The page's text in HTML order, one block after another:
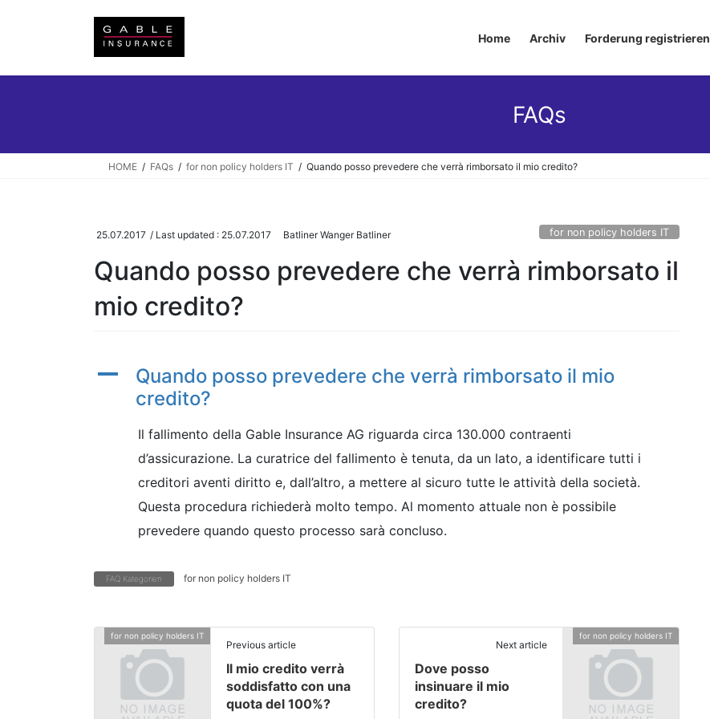
Home Archiv Forderung registrieren
FAQs
HOME FAQs for non policy holders IT Quando posso prevedere che verrà rimborsato il mio credito?
25.07.2017 / Last updated : 25.07.2017 Batliner Wanger Batliner for non policy holders IT
Quando posso prevedere che verrà rimborsato il
mio credito?
A
Quando posso prevedere che verrà rimborsato il mio
credito?
Il fallimento della Gable Insurance AG riguarda circa 130.000 contraenti
d’assicurazione. La curatrice del fallimento è tenuta, da un lato, a identificare tutti i
creditori aventi diritto e, dall’altro, a mettere al sicuro tutte le attività della società.
Questa procedura richiederà molto tempo. Al momento attuale non è possibile
prevedere quando questo processo sarà concluso.
FAQ Kategorien for non policy holders IT
for non policy holders IT
Previous article
Il mio credito verrà
soddisfatto con una
quota del 100%?
for non policy holders IT
Next article
Dove posso
insinuare il mio
credito?